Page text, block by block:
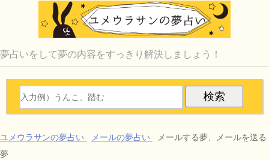
夢占いをして夢の内容をすっきり解決しましょう！
ユメウラサンの夢占い メールの夢占い
メールする夢、メールを送る
夢